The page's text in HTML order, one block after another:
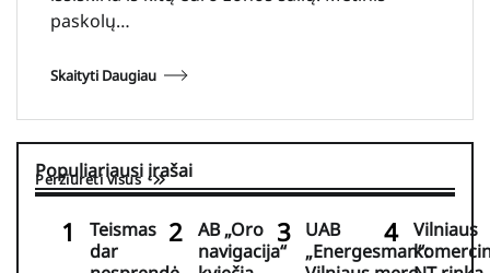
paskolų…
Skaityti Daugiau
Populiariausi įrašai
Peržiūrėti visus
Teismas
dar
AB „Oro
navigacija“
UAB
„Energesman“:
Vilniaus